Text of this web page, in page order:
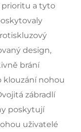
prioritu a tyto
design,
brání
klouzání nohou
zábradlí
poskytují
uživatelé